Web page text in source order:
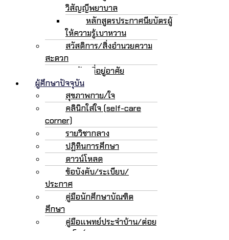
วิสัญญีพยาบาล
หลักสูตรประกาศนียบัตรผู้
ให้ความรู้เบาหวาน
สวัสดิการ/สิ่งอำนวยความ
สะดวก
หอพัก/ที่อยู่อาศัย
ผู้ศึกษาปัจจุบัน
สุขภาพกาย/ใจ
คลินิกใส่ใจ (self-care
corner)
รายวิชากลาง
ปฏิทินการศึกษา
ดาวน์โหลด
ข้อบังคับ/ระเบียบ/
ประกาศ
คู่มือนักศึกษาบัณฑิต
ศึกษา
คู่มือแพทย์ประจำบ้าน/ต่อย
อด/เฟลโลว์